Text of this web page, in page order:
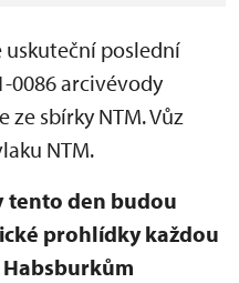
uskuteční poslední
0086 arcivévody
ze sbírky NTM. Vůz
NTM.
tento den budou
prohlídky každou